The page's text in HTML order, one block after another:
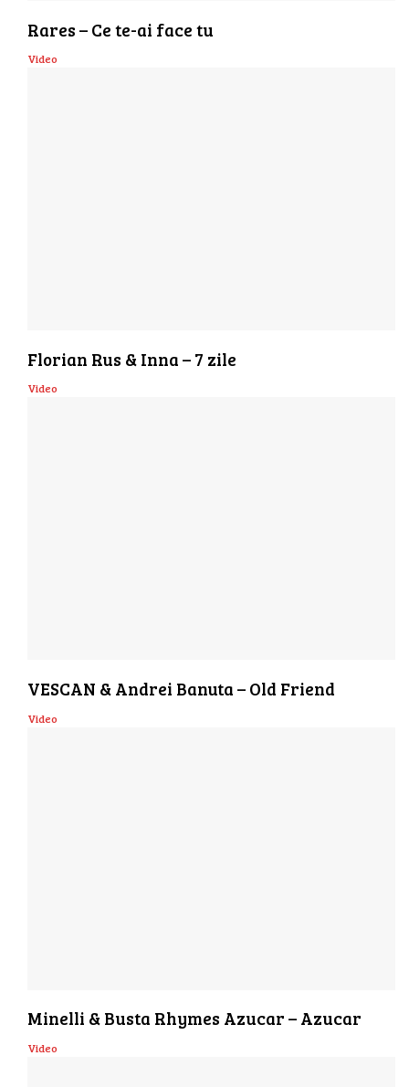
Rares – Ce te-ai face tu
Video
Florian Rus & Inna – 7 zile
Video
VESCAN & Andrei Banuta – Old Friend
Video
Minelli & Busta Rhymes Azucar – Azucar
Video